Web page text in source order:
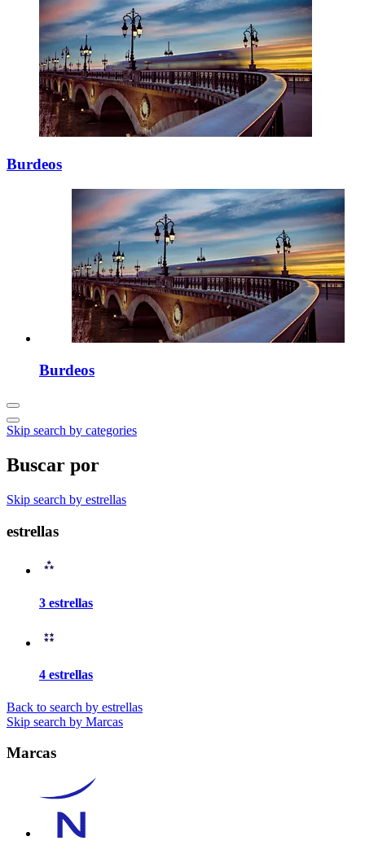
Burdeos
Burdeos
Skip search by categories
Buscar por
Skip search by estrellas
estrellas
3 estrellas
4 estrellas
Back to search by estrellas
Skip search by Marcas
Marcas